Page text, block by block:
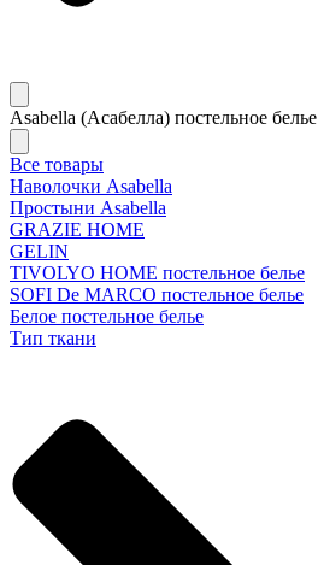
Asabella (Асабелла) постельное белье
Все товары
Наволочки Asabella
Простыни Asabella
GRAZIE HOME
GELIN
TIVOLYO HOME постельное белье
SOFI De MARCO постельное белье
Белое постельное белье
Тип ткани